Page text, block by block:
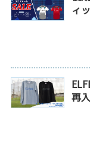
ィ
再